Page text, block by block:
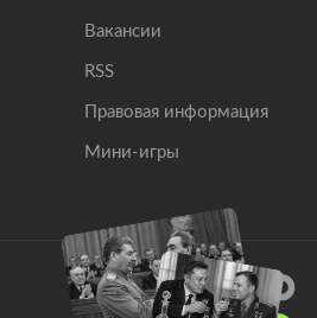
Вакансии
RSS
Правовая информация
Мини-игры